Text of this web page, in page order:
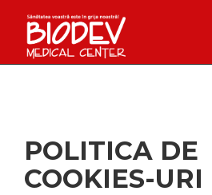
POLITICA DE
COOKIES-URI